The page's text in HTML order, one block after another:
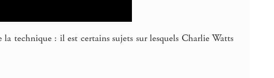
technique : il est certains sujets sur lesquels Charlie Watts